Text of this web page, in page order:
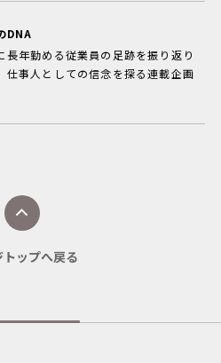
DNA
長年勤める従業員の足跡を振り返り
仕事人としての信念を探る連載企画
ップへ戻る